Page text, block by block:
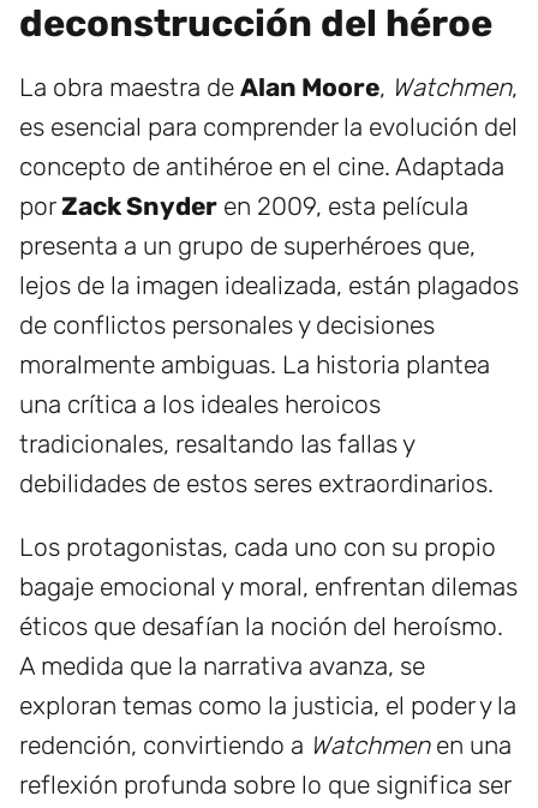
deconstrucción del héroe
La obra maestra de Alan Moore, Watchmen,
es esencial para comprender la evolución del
concepto de antihéroe en el cine. Adaptada
porZack Snyder en 2009, esta película
presenta a un grupo de superhéroes que,
lejos de la imagen idealizada, están plagados
de conflictos personales y decisiones
moralmente ambiguas. La historia plantea
una crítica a los ideales heroicos
tradicionales, resaltando las fallas y
debilidades de estos seres extraordinarios.
Los protagonistas, cada uno con su propio
bagaje emocional y moral, enfrentan dilemas
éticos que desafían la noción del heroísmo.
A medida que la narrativa avanza, se
exploran temas como la justicia, el poder y la
redención, convirtiendo a Watchmenen una
reflexión profunda sobre lo que significa ser